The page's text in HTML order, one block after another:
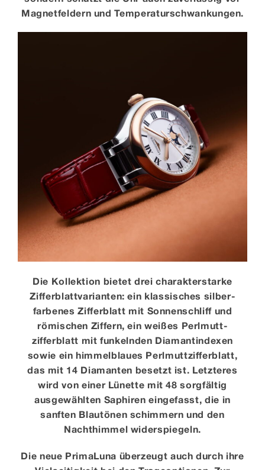
Magnet­feldern und Temperatur­schwankungen.
Die Kollektion bietet drei charakter­starke
Ziffer­blatt­varianten: ein klassisches silber­
farbenes Ziffer­blatt mit Sonnen­schliff und
römischen Ziffern, ein weißes Perlmutt­
zifferblatt mit funkelnden Diamant­indexen
sowie ein himmelblaues Perlmutt­zifferblatt,
das mit 14 Diamanten besetzt ist. Letzteres
wird von einer Lünette mit 48 sorgfältig
ausgewählten Saphiren eingefasst, die in
sanften Blautönen schimmern und den
Nachthimmel widerspiegeln.
Die neue PrimaLuna überzeugt auch durch ihre